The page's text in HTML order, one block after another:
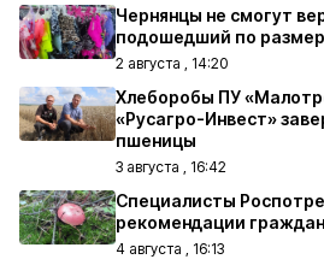
Чернянцы не смогут
подошедший по
2 августа , 14:20
Хлеборобы ПУ
«Русагро-Инвест»
пшеницы
3 августа , 16:42
Специалисты
рекомендации
4 августа , 16:13